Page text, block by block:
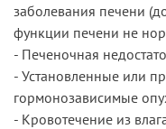
заболевания печени
функции печени не
- Печеночная
- Установленные или
гормонозависимые
- Кровотечение из